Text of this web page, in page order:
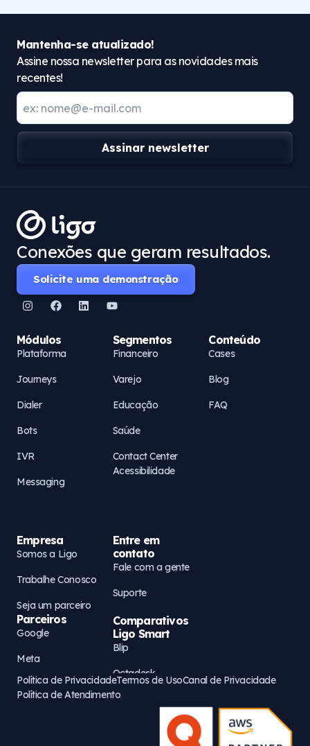
Mantenha-se atualizado!
Assine nossa newsletter para as novidades mais
recentes!
Assinar newsletter
Conexões que geram resultados.
Solicite uma demonstração
Módulos
Plataforma
Journeys
Dialer
Bots
IVR
Messaging
Segmentos
Financeiro
Varejo
Educação
Saúde
Contact Center
Acessibilidade
Conteúdo
Cases
Blog
FAQ
Empresa
Somos a Ligo
Trabalhe Conosco
Seja um parceiro
Parceiros
Google
Meta
AWS
Entre em
contato
Fale com a gente
Suporte
Comparativos
Ligo Smart
Blip
Octadesk
Zenvia
Política de PrivacidadeTermos de UsoCanal de Privacidade
Política de Atendimento